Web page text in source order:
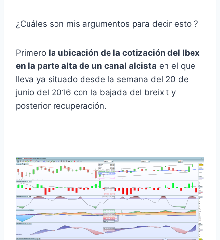
¿Cuáles son mis argumentos para decir esto ?
Primero la ubicación de la cotización del Ibex
en la parte alta de un canal alcista en el que
lleva ya situado desde la semana del 20 de
junio del 2016 con la bajada del breixit y
posterior recuperación.